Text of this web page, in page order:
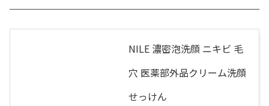
NILE 濃密泡洗顔 ニキビ 毛
穴 医薬部外品クリーム洗顔
せっけん